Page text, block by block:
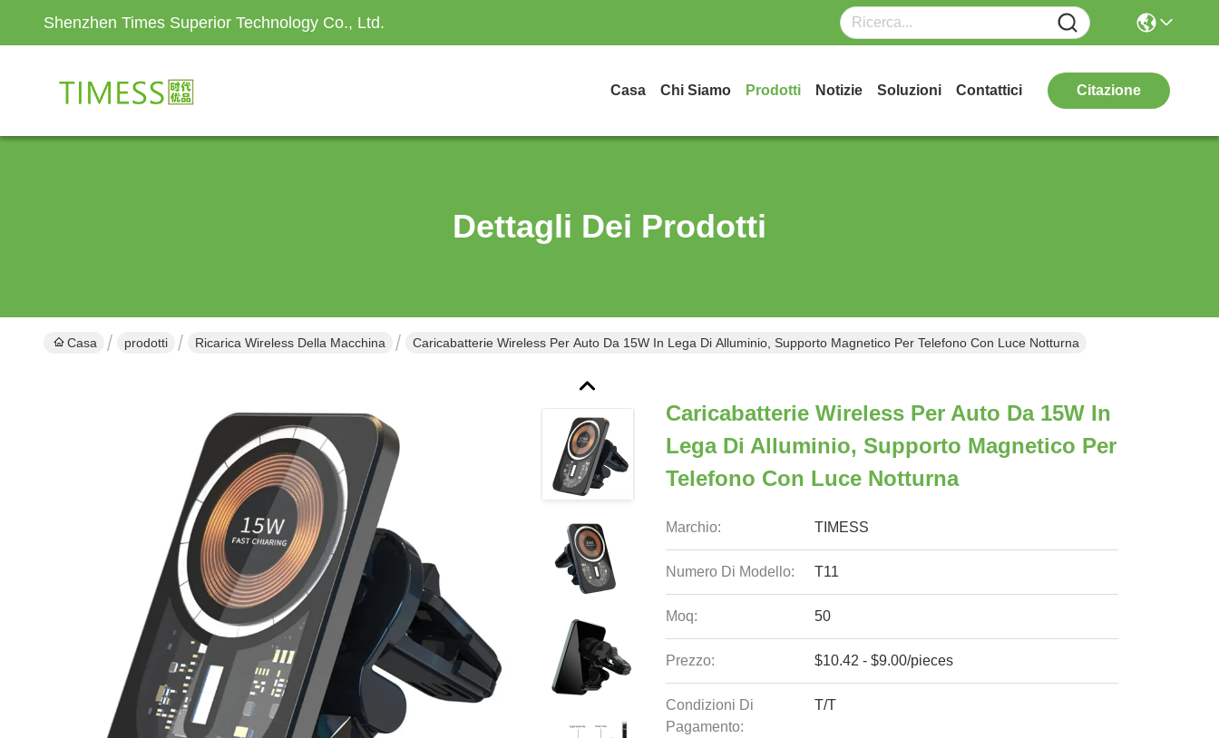
Shenzhen Times Superior Technology Co., Ltd.
Casa Chi Siamo Prodotti Notizie Soluzioni Contattici Citazione
Dettagli Dei Prodotti
Casa prodotti Ricarica Wireless Della Macchina Caricabatterie Wireless Per Auto Da 15W In Lega Di Alluminio, Supporto Magnetico Per Telefono Con Luce Notturna
Caricabatterie Wireless Per Auto Da 15W In
Lega Di Alluminio, Supporto Magnetico Per
Telefono Con Luce Notturna
Marchio: TIMESS
Numero Di Modello: T11
Moq: 50
Prezzo: $10.42 - $9.00/pieces
Condizioni Di
Pagamento:
T/T